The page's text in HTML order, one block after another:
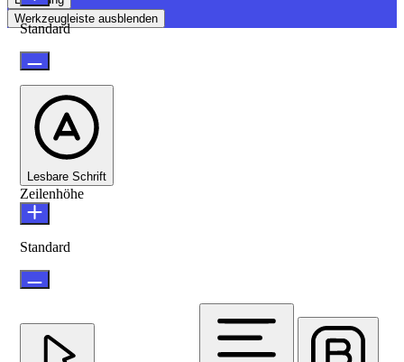
Werkzeugleiste ausblenden
Standard
Lesbare Schrift
Zeilenhöhe
Standard